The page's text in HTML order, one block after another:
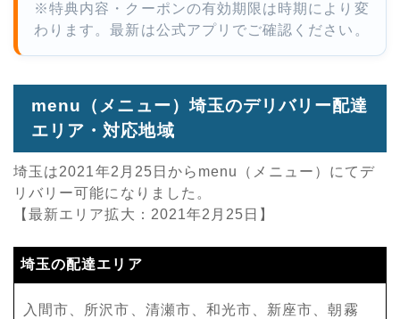
※特典内容・クーポンの有効期限は時期により変
わります。最新は公式アプリでご確認ください。
menu（メニュー）埼玉のデリバリー配達
エリア・対応地域
埼玉は2021年2月25日からmenu（メニュー）にてデ
リバリー可能になりました。
【最新エリア拡大：2021年2月25日】
埼玉の配達エリア
入間市、所沢市、清瀬市、和光市、新座市、朝霧